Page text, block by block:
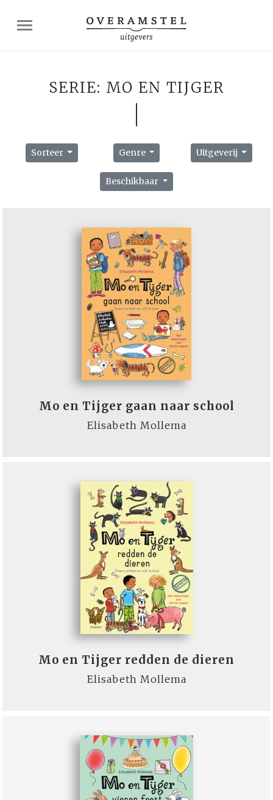
SERIE: MO EN TIJGER
Sorteer Genre Uitgeverij
Beschikbaar
Mo en Tijger gaan naar school
Elisabeth Mollema
Mo en Tijger redden de dieren
Elisabeth Mollema